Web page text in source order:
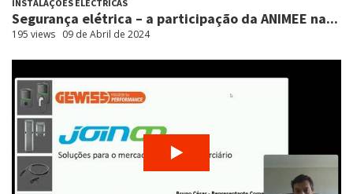
INSTALAÇÕES ELÉCTRICAS
Segurança elétrica – a participação da ANIMEE na...
195 views 09 de Abril de 2024